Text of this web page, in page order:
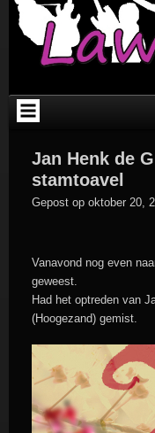
Jan Henk de
stamtoavel
Gepost op oktober 20,
Vanavond nog even
geweest.
Had het optreden van
(Hoogezand) gemist.